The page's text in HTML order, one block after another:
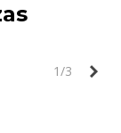
1/3